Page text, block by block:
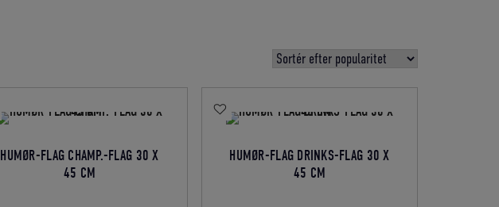
HUMØR-FLAG CHAMP.-FLAG 30 X
45 CM
HUMØR-FLAG DRINKS-FLAG 30 X
45 CM